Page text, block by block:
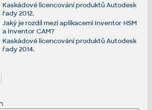
Kaskádové licencování produktů Autodesk
řady 2012.
Jaký je rozdíl mezi aplikacemi Inventor HSM
a Inventor CAM?
Kaskádové licencování produktů Autodesk
řady 2014.